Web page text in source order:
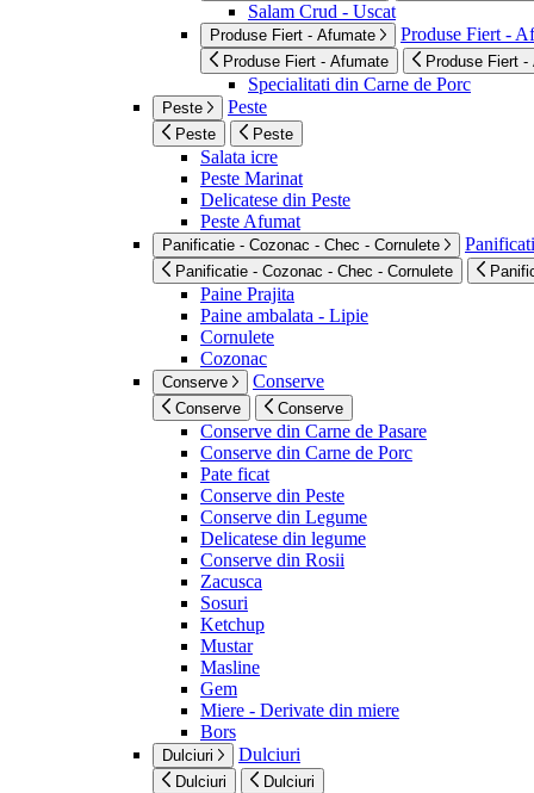
Salam Crud - Uscat
Produse Fiert - Afumate Produse Fiert -
Produse Fiert - Afumate Produse Fiert -
Specialitati din Carne de Porc
Peste Peste
Peste Peste
Salata icre
Peste Marinat
Delicatese din Peste
Peste Afumat
Panificatie - Cozonac - Chec - Cornulete
Panificatie - Cozonac - Chec - Cornulete
Paine Prajita
Paine ambalata - Lipie
Cornulete
Cozonac
Conserve Conserve
Conserve Conserve
Conserve din Carne de Pasare
Conserve din Carne de Porc
Pate ficat
Conserve din Peste
Conserve din Legume
Delicatese din legume
Conserve din Rosii
Zacusca
Sosuri
Ketchup
Mustar
Masline
Gem
Miere - Derivate din miere
Bors
Dulciuri Dulciuri
Dulciuri Dulciuri